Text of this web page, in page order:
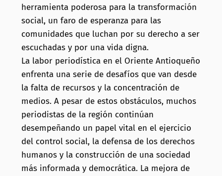
herramienta poderosa para la transformación
social, un faro de esperanza para las
comunidades que luchan por su derecho a ser
escuchadas y por una vida digna.
La labor periodística en el Oriente Antioqueño
enfrenta una serie de desafíos que van desde
la falta de recursos y la concentración de
medios. A pesar de estos obstáculos, muchos
periodistas de la región continúan
desempeñando un papel vital en el ejercicio
del control social, la defensa de los derechos
humanos y la construcción de una sociedad
más informada y democrática. La mejora de